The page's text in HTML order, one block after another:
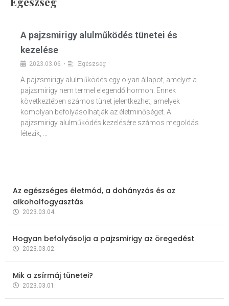
A pajzsmirigy alulműködés tünetei és
kezelése
2023.03.06. •
Egészség
A pajzsmirigy alulműködés egy olyan állapot, amelyet a
pajzsmirigy nem termel elegendő hormon. Ennek
következtében számos tünet jelentkezhet, amelyek
komolyan befolyásolhatják az életminőséget. A
pajzsmirigy alulműködés kezelésére számos megoldás
létezik, …
Az egészséges életmód, a dohányzás és az
alkoholfogyasztás
2023.03.04.
Hogyan befolyásolja a pajzsmirigy az öregedést
2023.03.02.
Mik a zsírmáj tünetei?
2023.03.01.